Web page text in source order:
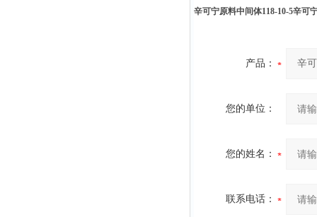
辛可宁原料中间体118-10-5辛可
产品：
您的单位：
您的姓名：
联系电话：